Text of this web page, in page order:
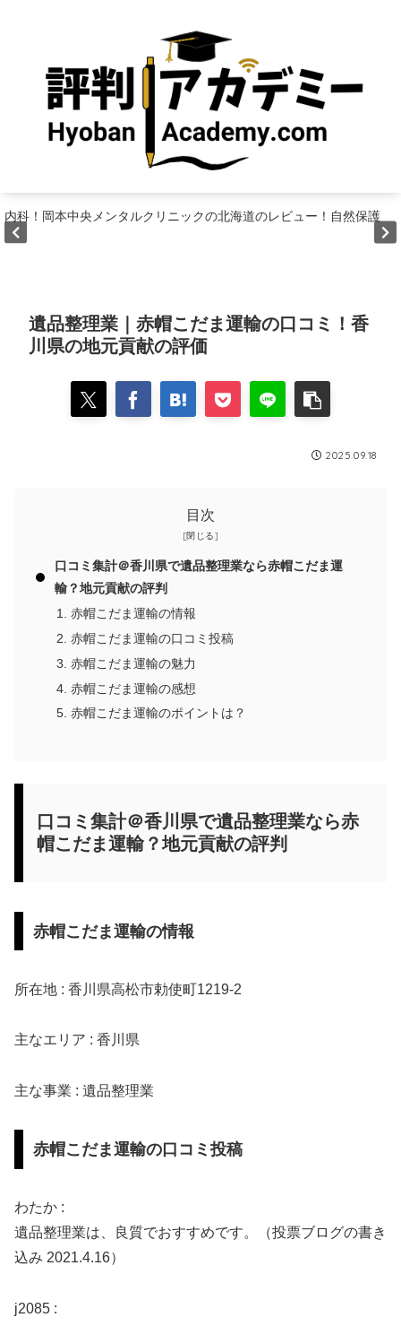
内科！岡本中央メンタルクリニックの北海道のレビュー！自然保護
遺品整理業｜赤帽こだま運輸の口コミ！香
川県の地元貢献の評価
2025.09.18
目次
口コミ集計＠香川県で遺品整理業なら赤帽こだま運
輸？地元貢献の評判
赤帽こだま運輸の情報
赤帽こだま運輸の口コミ投稿
赤帽こだま運輸の魅力
赤帽こだま運輸の感想
赤帽こだま運輸のポイントは？
口コミ集計＠香川県で遺品整理業なら赤
帽こだま運輸？地元貢献の評判
赤帽こだま運輸の情報
所在地 : 香川県高松市勅使町1219-2
主なエリア : 香川県
主な事業 : 遺品整理業
赤帽こだま運輸の口コミ投稿
わたか :
遺品整理業は、良質でおすすめです。（投票ブログの書き
込み 2021.4.16）
j2085 :